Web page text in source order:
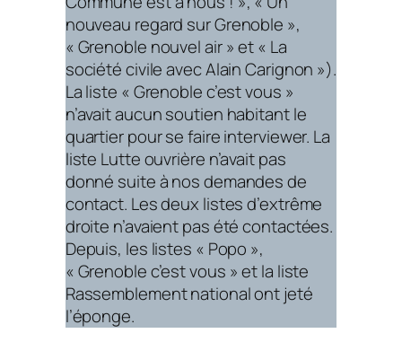
nouveau regard sur Grenoble »,
« Grenoble nouvel air » et « La
société civile avec Alain Carignon »).
La liste « Grenoble c’est vous »
n’avait aucun soutien habitant le
quartier pour se faire interviewer. La
liste Lutte ouvrière n’avait pas
donné suite à nos demandes de
contact. Les deux listes d’extrême
droite n’avaient pas été contactées.
Depuis, les listes « Popo »,
« Grenoble c’est vous » et la liste
Rassemblement national ont jeté
l’éponge.